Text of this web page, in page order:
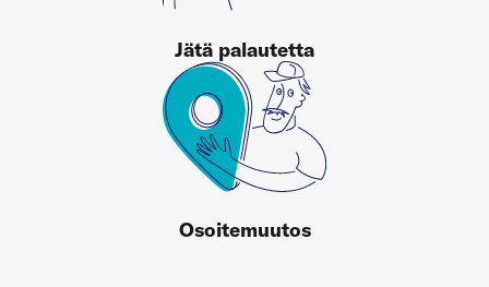
Jätä palautetta
Osoitemuutos